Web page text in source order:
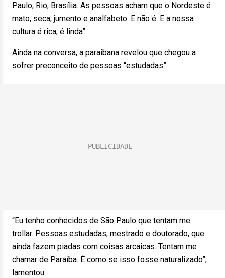
Paulo, Rio, Brasília. As pessoas acham que o Nordeste é
mato, seca, jumento e analfabeto. E não é. E a nossa
cultura é rica, é linda”.
Ainda na conversa, a paraibana revelou que chegou a
sofrer preconceito de pessoas “estudadas”.
“Eu tenho conhecidos de São Paulo que tentam me
trollar. Pessoas estudadas, mestrado e doutorado, que
ainda fazem piadas com coisas arcaicas. Tentam me
chamar de Paraíba. É como se isso fosse naturalizado”,
lamentou.